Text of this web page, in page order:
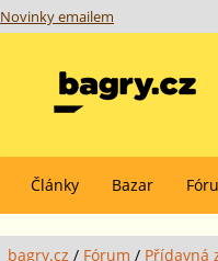
Novinky emailem
Články Bazar
bagry.cz / Fórum / Přídavná